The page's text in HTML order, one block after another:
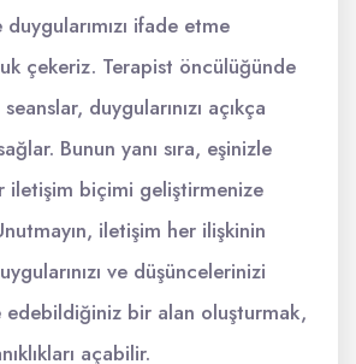
ifade etme
çekeriz. Terapist öncülüğünde
duygularınızı açıkça
Bunun yanı sıra, eşinizle
iletişim biçimi geliştirmenize
iletişim her ilişkinin
ve düşüncelerinizi
edebildiğiniz bir alan oluşturmak,
açabilir.